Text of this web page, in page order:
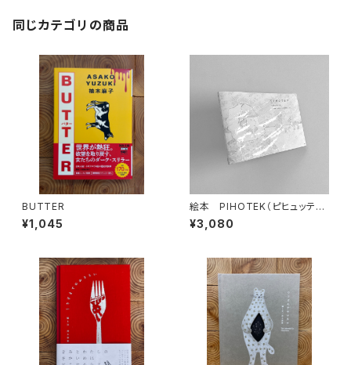
同じカテゴリの商品
BUTTER
¥1,045
絵本 PIHOTEK（ピヒュッティ）
北極を風と歩く
¥3,080